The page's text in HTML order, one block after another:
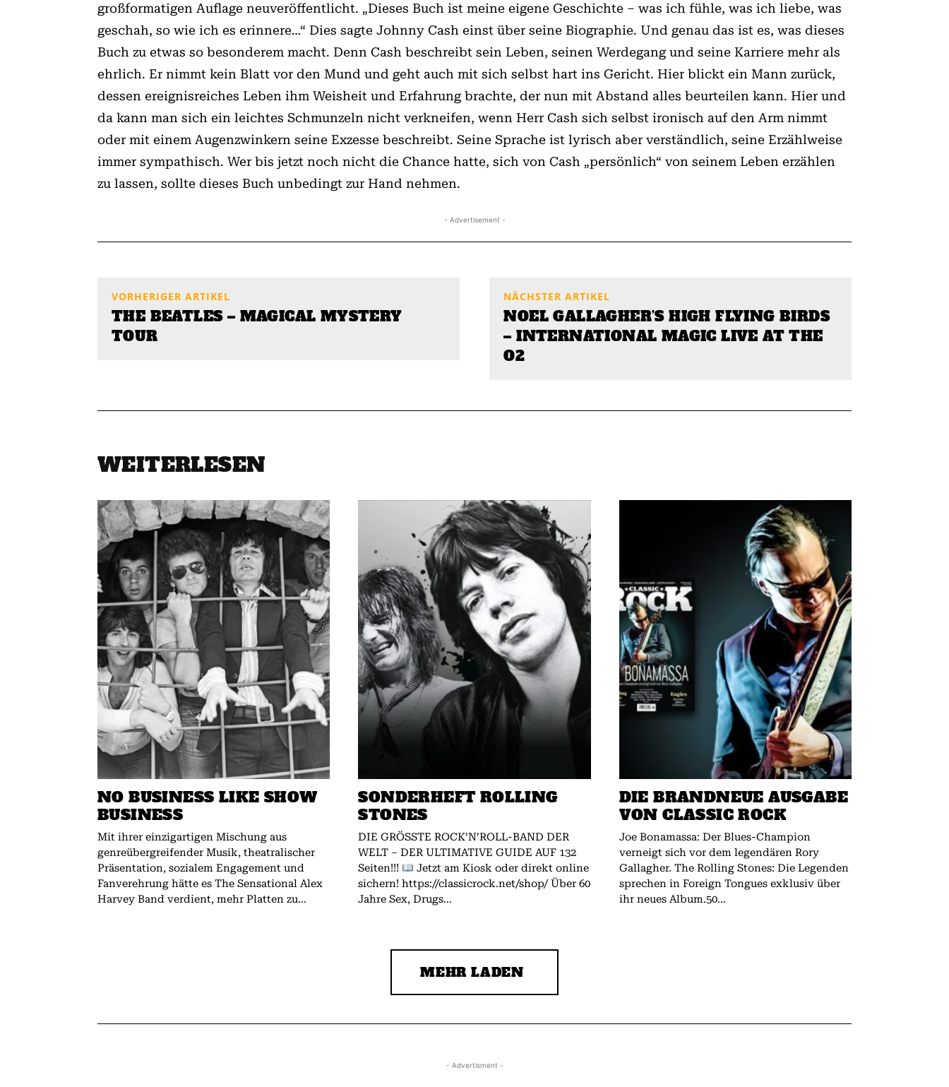
großformatigen Auflage neuveröffentlicht. „Dieses Buch ist meine eigene Geschichte – was ich fühle, was ich liebe, was
geschah, so wie ich es erinnere…“ Dies sagte Johnny Cash einst über seine Biographie. Und genau das ist es, was dieses
Buch zu etwas so besonderem macht. Denn Cash beschreibt sein Leben, seinen Werdegang und seine Karriere mehr als
ehrlich. Er nimmt kein Blatt vor den Mund und geht auch mit sich selbst hart ins Gericht. Hier blickt ein Mann zurück,
dessen ereignisreiches Leben ihm Weisheit und Erfahrung brachte, der nun mit Abstand alles beurteilen kann. Hier und
da kann man sich ein leichtes Schmunzeln nicht verkneifen, wenn Herr Cash sich selbst ironisch auf den Arm nimmt
oder mit einem Augenzwinkern seine Exzesse beschreibt. Seine Sprache ist lyrisch aber verständlich, seine Erzählweise
immer sympathisch. Wer bis jetzt noch nicht die Chance hatte, sich von Cash „persönlich“ von seinem Leben erzählen
zu lassen, sollte dieses Buch unbedingt zur Hand nehmen.
- Advertisement -
VORHERIGER ARTIKEL
THE BEATLES – MAGICAL MYSTERY
TOUR
NÄCHSTER ARTIKEL
NOEL GALLAGHER’S HIGH FLYING BIRDS
– INTERNATIONAL MAGIC LIVE AT THE
O2
WEITERLESEN
NO BUSINESS LIKE SHOW
BUSINESS
Mit ihrer einzigartigen Mischung aus
genreübergreifender Musik, theatralischer
Präsentation, sozialem Engagement und
Fanverehrung hätte es The Sensational Alex
Harvey Band verdient, mehr Platten zu...
SONDERHEFT ROLLING
STONES
DIE GRÖSSTE ROCK’N’ROLL-BAND DER
WELT – DER ULTIMATIVE GUIDE AUF 132
Seiten!!!
Jetzt am Kiosk oder direkt online
sichern! https://classicrock.net/shop/ Über 60
Jahre Sex, Drugs...
DIE BRANDNEUE AUSGABE
VON CLASSIC ROCK
Joe Bonamassa: Der Blues-Champion
verneigt sich vor dem legendären Rory
Gallagher. The Rolling Stones: Die Legenden
sprechen in Foreign Tongues exklusiv über
ihr neues Album.50...
MEHR LADEN
- Advertisment -